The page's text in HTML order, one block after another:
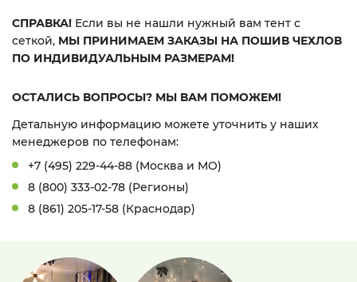
СПРАВКА! Если вы не нашли нужный вам тент с
сеткой, МЫ ПРИНИМАЕМ ЗАКАЗЫ НА ПОШИВ ЧЕХЛОВ
ПО ИНДИВИДУАЛЬНЫМ РАЗМЕРАМ!
ОСТАЛИСЬ ВОПРОСЫ? МЫ ВАМ ПОМОЖЕМ!
Детальную информацию можете уточнить у наших
менеджеров по телефонам:
+7 (495) 229-44-88 (Москва и МО)
8 (800) 333-02-78 (Регионы)
8 (861) 205-17-58 (Краснодар)